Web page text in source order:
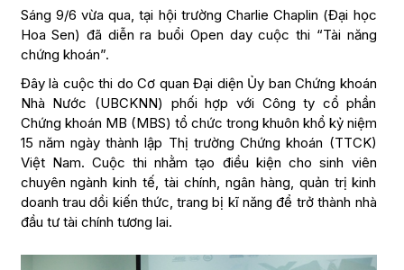
Sáng 9/6 vừa qua, tại hội trường Charlie Chaplin (Đại học
Hoa Sen) đã diễn ra buổi Open day cuộc thi “Tài năng
chứng khoán”.
Đây là cuộc thi do Cơ quan Đại diện Ủy ban Chứng khoán
Nhà Nước (UBCKNN) phối hợp với Công ty cổ phần
Chứng khoán MB (MBS) tổ chức trong khuôn khổ kỷ niệm
15 năm ngày thành lập Thị trường Chứng khoán (TTCK)
Việt Nam. Cuộc thi nhằm tạo điều kiện cho sinh viên
chuyên ngành kinh tế, tài chính, ngân hàng, quản trị kinh
doanh trau dồi kiến thức, trang bị kĩ năng để trở thành nhà
đầu tư tài chính tương lai.